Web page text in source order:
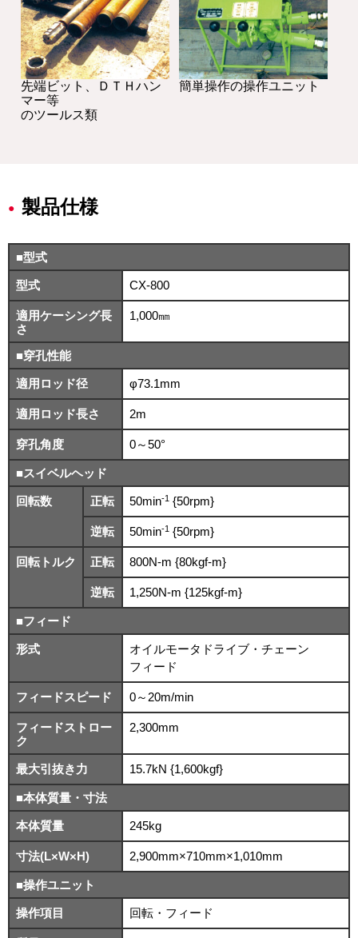
先端ビット、ＤＴＨハン
マー等
のツールス類
簡単操作の操作ユニット
製品仕様
■型式
型式 CX-800
適用ケーシング長
さ
1,000㎜
■穿孔性能
適用ロッド径 φ73.1mm
適用ロッド長さ 2m
穿孔角度 0～50°
■スイベルヘッド
回転数 正転 50min-1{50rpm}
逆転 50min-1{50rpm}
回転トルク 正転 800N-m {80kgf-m}
逆転 1,250N-m {125kgf-m}
■フィード
形式
オイルモータドライブ・チェーン
フィード
フィードスピード 0～20m/min
フィードストロー
ク
2,300mm
最大引抜き力 15.7kN {1,600kgf}
■本体質量・寸法
本体質量 245kg
寸法(L×W×H) 2,900mm×710mm×1,010mm
■操作ユニット
操作項目 回転・フィード